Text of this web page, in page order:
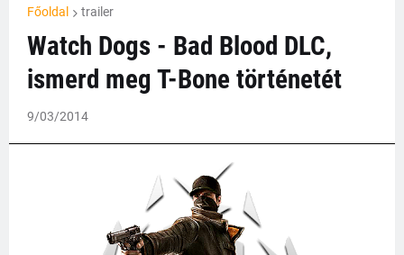
Főoldal trailer
Watch Dogs - Bad Blood DLC,
ismerd meg T-Bone történetét
9/03/2014